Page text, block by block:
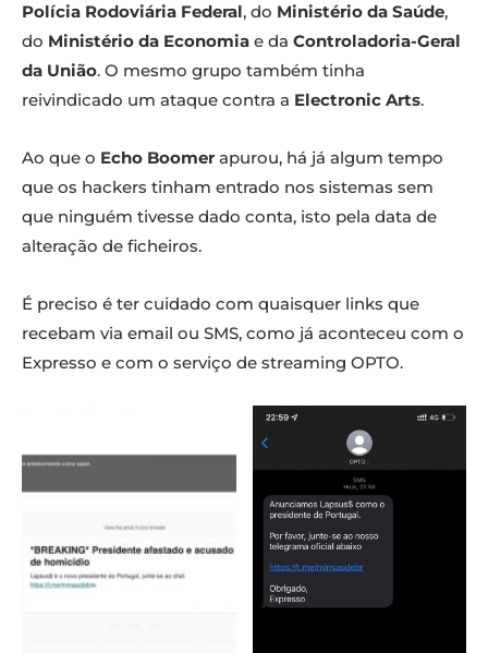
Polícia Rodoviária Federal, do Ministério da Saúde,
do Ministério da Economia e da Controladoria-Geral
da União. O mesmo grupo também tinha
reivindicado um ataque contra a Electronic Arts.
Ao que o Echo Boomer apurou, há já algum tempo
que os hackers tinham entrado nos sistemas sem
que ninguém tivesse dado conta, isto pela data de
alteração de ficheiros.
É preciso é ter cuidado com quaisquer links que
recebam via email ou SMS, como já aconteceu com o
Expresso e com o serviço de streaming OPTO.